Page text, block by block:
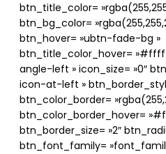
btn_title_color=
btn_bg_color=
btn_hover= »ubtn-fade-bg »
btn_title_color_hover=
angle-left » icon_size= »0″
icon-at-left »
btn_color_border=
btn_color_border_hover=
btn_border_size= »2″
btn_font_family=